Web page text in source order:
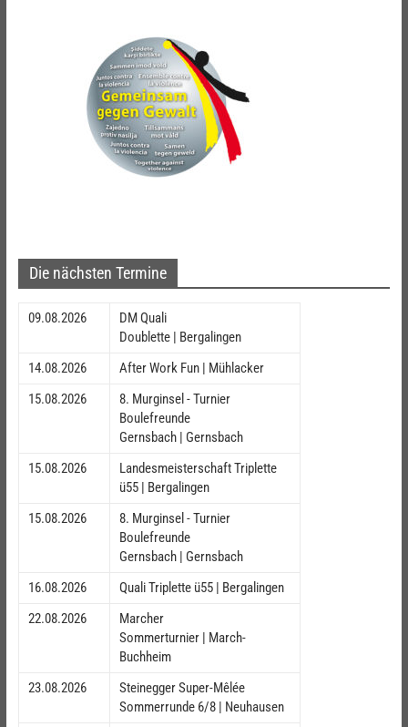
Die nächsten Termine
09.08.2026
DM Quali
Doublette | Bergalingen
14.08.2026
After Work Fun | Mühlacker
15.08.2026
8. Murginsel - Turnier
Boulefreunde
Gernsbach | Gernsbach
15.08.2026
Landesmeisterschaft Triplette
ü55 | Bergalingen
15.08.2026
8. Murginsel - Turnier
Boulefreunde
Gernsbach | Gernsbach
16.08.2026
Quali Triplette ü55 | Bergalingen
22.08.2026
Marcher
Sommerturnier | March-
Buchheim
23.08.2026
Steinegger Super-Mêlée
Sommerrunde 6/8 | Neuhausen